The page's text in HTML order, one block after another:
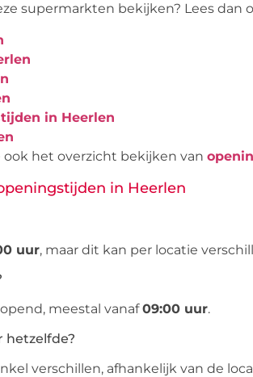
supermarkten bekijken? Lees dan
in Heerlen
het overzicht bekijken van
in Heerlen
uur, maar dit kan per locatie
meestal vanaf09:00 uur.
hetzelfde?
verschillen, afhankelijk van de